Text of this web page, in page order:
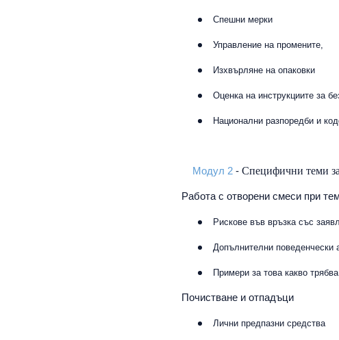
Спешни мерки
Управление на промените,
Изхвърляне на опаковки
Оценка на инструкциите за
Национални разпоредби и
Модул 2-Специфични теми
Работа с отворени смеси при
Рискове във връзка със
Допълнителни поведенчески
Примери за това какво
Почистване и отпадъци
Лични предпазни средства